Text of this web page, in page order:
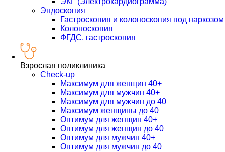
Эндоскопия
Гастроскопия и колоноскопия под наркозом
Колоноскопия
ФГДС, гастроскопия
Взрослая поликлиника
Check-up
Максимум для женщин 40+
Максимум для мужчин 40+
Максимум для мужчин до 40
Максимум женщины до 40
Оптимум для женщин 40+
Оптимум для женщин до 40
Оптимум для мужчин 40+
Оптимум для мужчин до 40